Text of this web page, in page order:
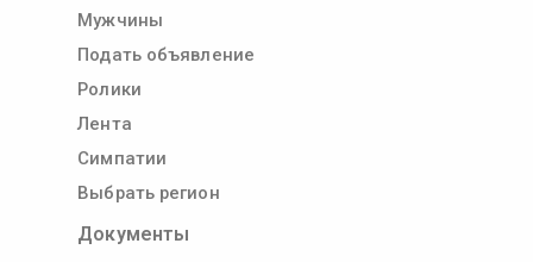
Мужчины
Подать объявление
Ролики
Лента
Симпатии
Выбрать регион
Документы